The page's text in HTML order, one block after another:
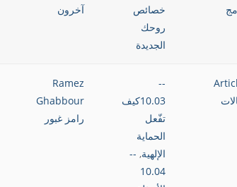
خصائص
روحك
الجديدة
آخرون
--
10.03كيف
تفّعل
الحماية
الإلهية,
--
10.04
Ramez
Ghabbour
رامز غبور